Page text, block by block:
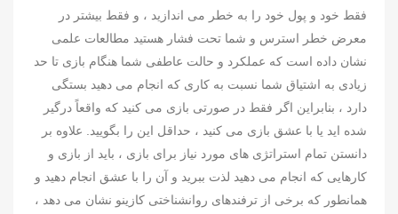
فقط خود و پول خود را به خطر می اندازید ، و فقط بیشتر در
معرض خطر استرس و شما تحت فشار هستید مطالعات علمی
نشان داده است که عملکرد و حالت عاطفی شما هنگام بازی تا حد
زیادی به اشتیاق شما نسبت به کاری که انجام می دهید بستگی
دارد ، بنابراین اگر فقط در صورتی بازی می کنید که واقعاً درگیر
شده اید یا با عشق بازی می کنید ، حداقل این را بگویید. علاوه بر
دانستن تمام استراتژی های مورد نیاز برای بازی ، باید از بازی و
کارهایی که انجام می دهید لذت ببرید و آن را با عشق انجام دهید و
همانطور که برخی از ترفندهای روانشناختی کازینو نشان می دهد ،